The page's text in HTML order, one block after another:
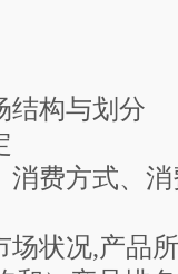
构与划分
费方式、消
状况,产品所